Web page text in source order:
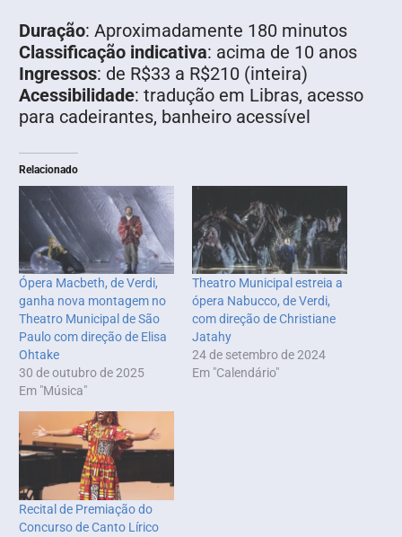
Duração: Aproximadamente 180 minutos
Classificação indicativa: acima de 10 anos
Ingressos: de R$33 a R$210 (inteira)
Acessibilidade: tradução em Libras, acesso
para cadeirantes, banheiro acessível
Relacionado
Ópera Macbeth, de Verdi,
ganha nova montagem no
Theatro Municipal de São
Paulo com direção de Elisa
Ohtake
30 de outubro de 2025
Em "Música"
Theatro Municipal estreia a
ópera Nabucco, de Verdi,
com direção de Christiane
Jatahy
24 de setembro de 2024
Em "Calendário"
Recital de Premiação do
Concurso de Canto Lírico